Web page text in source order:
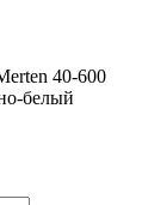
40-600
белый